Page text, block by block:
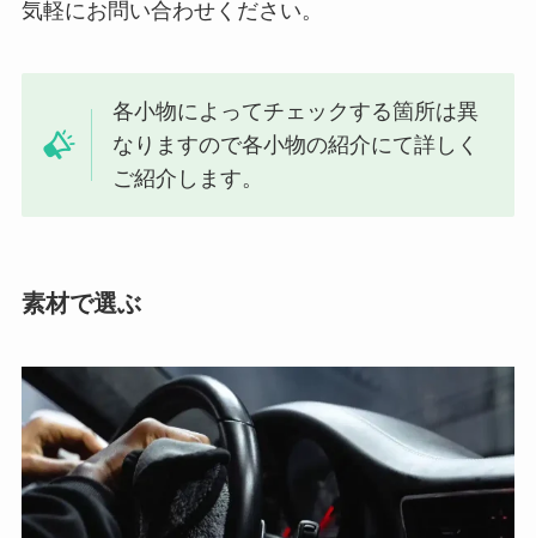
気軽にお問い合わせください。
各小物によってチェックする箇所は異
なりますので各小物の紹介にて詳しく
ご紹介します。
素材で選ぶ